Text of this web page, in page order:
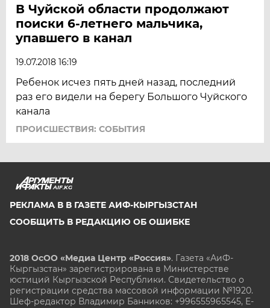
В Чуйской области продолжают
поиски 6-летнего мальчика,
упавшего в канал
19.07.2018 16:19
Ребенок исчез пять дней назад, последний
раз его видели на берегу Большого Чуйского
канала
ПРОИСШЕСТВИЯ: СОБЫТИЯ
AIF.KG
РЕКЛАМА В В ГАЗЕТЕ АИФ-КЫРГЫЗСТАН
СООБЩИТЬ В РЕДАКЦИЮ ОБ ОШИБКЕ
2018 ОсОО «Медиа Центр «Россия». Газета «АиФ-
Кыргызстан» зарегистрирована в Министерстве
юстиций Кыргызской Республики. Свидетельство о
регистрации средства массовой информации №1920.
Шеф-редактор Владимир Банников: +996555965545, E-